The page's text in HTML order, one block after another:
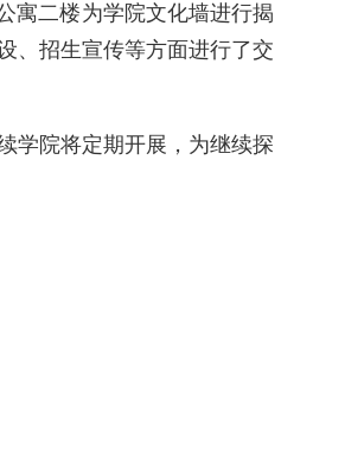
寓二楼为学院文化墙进行揭
、招生宣传等方面进行了交
学院将定期开展，为继续探